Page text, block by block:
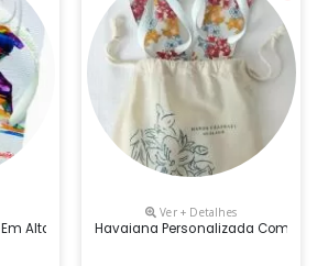
Alta Definição Em Toda A Sua Área.
Ver + Detalhes
Havaiana Personalizada Com